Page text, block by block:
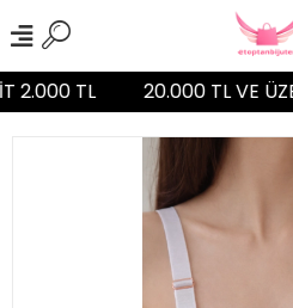
2.000 TL 20.000 TL VE